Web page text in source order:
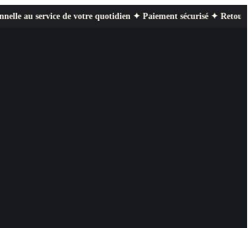
de votre quotidien ✦ Paiement sécurisé ✦ Retours faciles